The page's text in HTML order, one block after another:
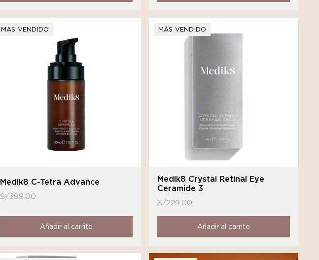
MÁS VENDIDO
Medik8 C-Tetra Advance
S/399.00
Añadir al carrito
MÁS VENDIDO
Medik8 Crystal Retinal Eye
Ceramide 3
S/229.00
Añadir al carrito